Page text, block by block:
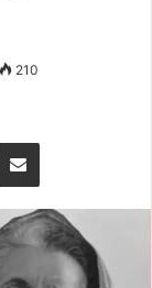
210
Share via Email